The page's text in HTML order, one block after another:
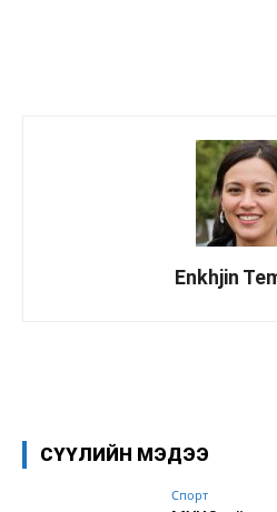
Enkhjin
СҮҮЛИЙН МЭДЭЭ
Спорт